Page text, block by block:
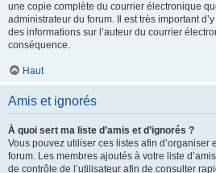
une copie complète du courrier électronique
administrateur du forum. Il est très important
des informations sur l’auteur du courrier
conséquence.
Haut
Amis et ignorés
À quoi sert ma liste d’amis et d’ignorés ?
Vous pouvez utiliser ces listes afin d’organiser
forum. Les membres ajoutés à votre liste
de contrôle de l’utilisateur afin de consulter